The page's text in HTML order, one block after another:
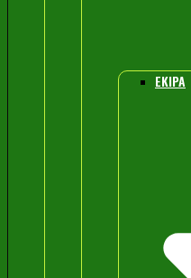
EKIPA